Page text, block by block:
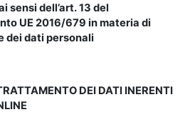
sensi dell’art. 13 del
UE 2016/679 in materia di
dei dati personali
DEI DATI INERENTI